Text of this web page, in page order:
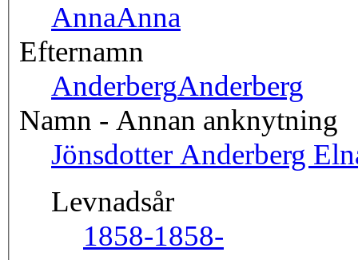
AnnaAnna
Efternamn
AnderbergAnderberg
Namn - Annan anknytning
Jönsdotter Anderberg
Levnadsår
1858-1858-